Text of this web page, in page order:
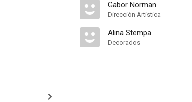
Gabor Norman
Dirección Artística
Alina Stempa
Decorados